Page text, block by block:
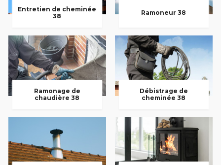
Entretien de cheminée
38
Ramoneur 38
Ramonage de
chaudière 38
Débistrage de
cheminée 38